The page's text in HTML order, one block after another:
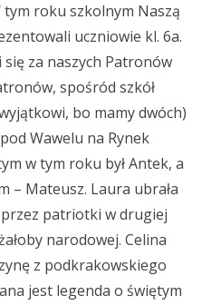
tym roku szkolnym Naszą
uczniowie kl. 6a.
za naszych Patronów
spośród szkół
bo mamy dwóch)
Wawelu na Rynek
w tym roku był Antek, a
– Mateusz. Laura ubrała
patriotki w drugiej
narodowej. Celina
z podkrakowskiego
jest legenda o świętym